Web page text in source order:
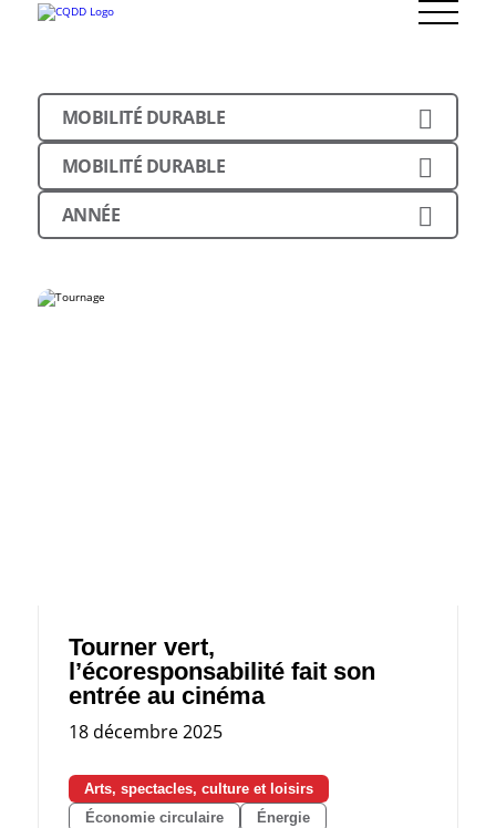
MOBILITÉ DURABLE
MOBILITÉ DURABLE
ANNÉE
Tourner vert,
l’écoresponsabilité fait son
entrée au cinéma
18 décembre 2025
Arts, spectacles, culture et loisirs
Économie circulaire
Énergie